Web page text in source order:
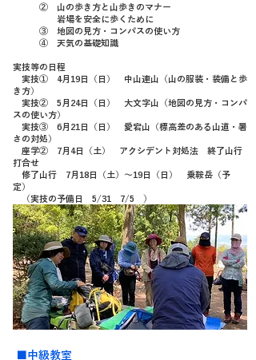
② 山の歩き方と山歩きのマナー
岩場を安全に歩くために
③ 地図の見方・コンパスの使い方
④ 天気の基礎知識
実技等の日程
実技① 4月19日（日） 中山連山（山の服装・装備と歩
き方）
実技② 5月24日（日） 大文字山（地図の見方・コンパ
スの使い方）
実技③ 6月21日（日） 愛宕山（標高差のある山道・暑
さの対処）
座学② 7月4日（土） アクシデント対処法 終了山行
打合せ
修了山行 7月18日（土）～19日（日） 乗鞍岳（予
定）
（実技の予備日 5/31 7/5 ）
■中級教室